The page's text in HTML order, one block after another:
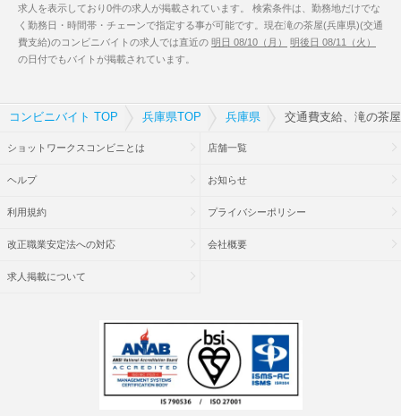
求人を表示しており0件の求人が掲載されています。 検索条件は、勤務地だけでな
く勤務日・時間帯・チェーンで指定する事が可能です。現在滝の茶屋(兵庫県)(交通
費支給)のコンビニバイトの求人では直近の 明日 08/10（月）
明後日 08/11（火）
の日付でもバイトが掲載されています。
コンビニバイト TOP 兵庫県TOP 兵庫県 交通費支給、滝の茶
ショットワークスコンビニとは 店舗一覧
ヘルプ お知らせ
利用規約 プライバシーポリシー
改正職業安定法への対応 会社概要
求人掲載について